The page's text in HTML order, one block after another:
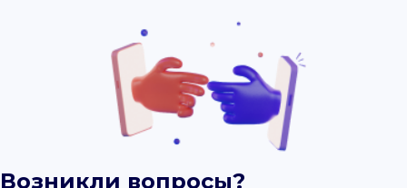
Возникли вопросы?